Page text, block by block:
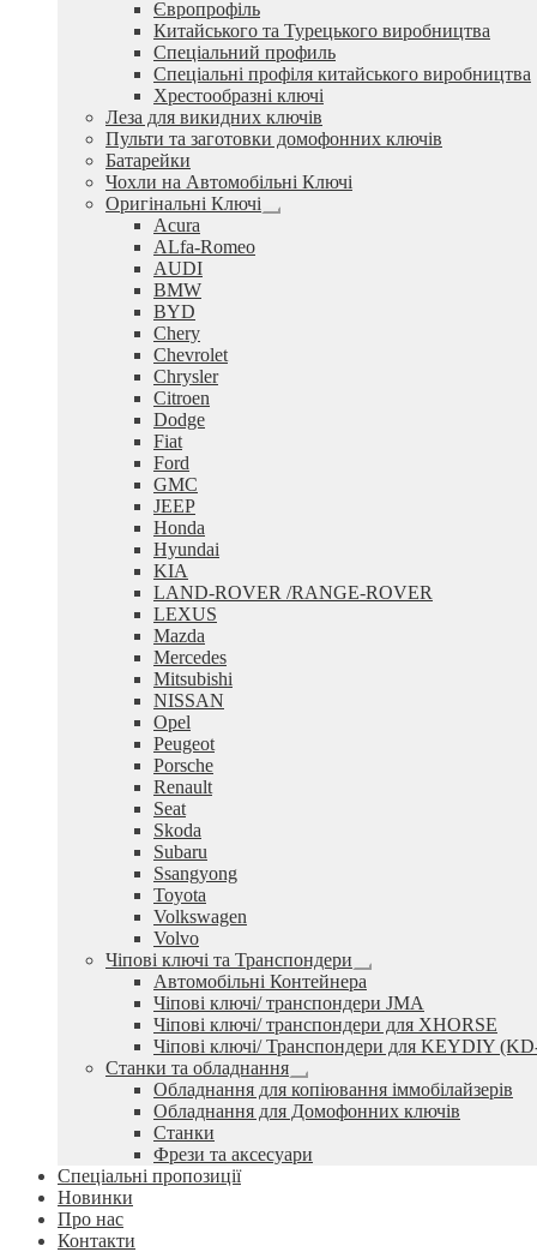
Європрофіль
Китайського та Турецького виробництва
Спеціальний профиль
Спеціальні профіля китайського виробництва
Хрестообразні ключі
Леза для викидних ключів
Пульти та заготовки домофонних ключів
Батарейки
Чохли на Автомобільні Ключі
Оригінальні Ключі
Розгорнуте
Acura
ALfa-Romeo
AUDI
BMW
BYD
Chery
Chevrolet
Chrysler
Citroen
Dodge
Fiat
Ford
GMC
JEEP
Honda
Hyundai
KIA
LAND-ROVER /RANGE-ROVER
LEXUS
Mazda
Mercedes
Mitsubishi
NISSAN
Opel
Peugeot
Porsche
Renault
Seat
Skoda
Subaru
Ssangyong
Toyota
Volkswagen
Volvo
Чіпові ключі та Транспондери
Розгорнуте
вкладене
меню
Автомобільні Контейнера
Чіпові ключі/ транспондери JMA
Чіпові ключі/ транспондери для XHORSE
Чіпові ключі/ Транспондери для KEYDIY
Станки та обладнання
Розгорнуте
вкладене
меню
Обладнання для копіювання іммобілайзерів
Обладнання для Домофонних ключів
Станки
Фрези та аксесуари
Спеціальні пропозиції
Новинки
Про нас
Контакти